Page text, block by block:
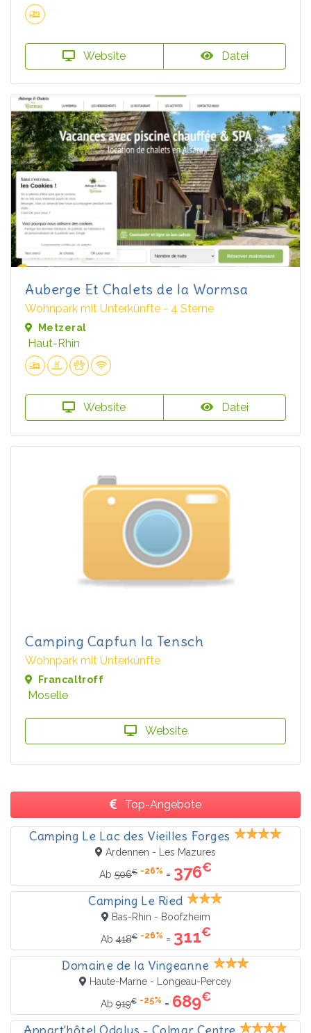
Website Datei
Auberge Et Chalets de la Wormsa
Wohnpark mit Unterkünfte - 4 Sterne
Metzeral
Haut-Rhin
Website Datei
Camping Capfun la Tensch
Wohnpark mit Unterkünfte
Francaltroff
Moselle
Website
Top-Angebote
Camping Le Lac des Vieilles Forges
Ardennen - Les Mazures
Ab 506€ -26% = 376€
Camping Le Ried
Bas-Rhin - Boofzheim
Ab418€ -26% = 311€
Domaine de la Vingeanne
Haute-Marne - Longeau-Percey
Ab919€ -25% = 689€